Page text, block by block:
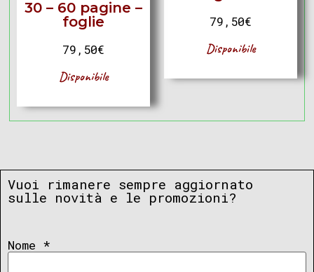
79,50€
Disponibile
30 – 60 pagine –
foglie
79,50€
Disponibile
Vuoi rimanere sempre aggiornato
sulle novità e le promozioni?
Nome *